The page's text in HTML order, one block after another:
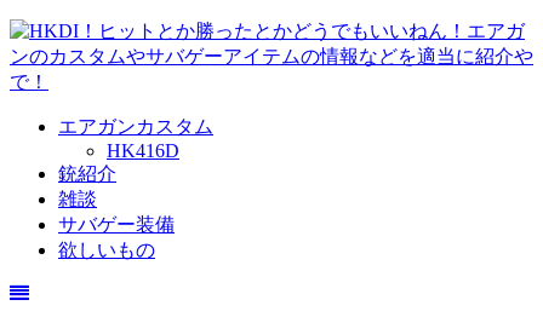
エアガンカスタム
HK416D
銃紹介
雑談
サバゲー装備
欲しいもの